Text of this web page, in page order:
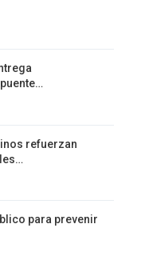
refuerzan
para prevenir